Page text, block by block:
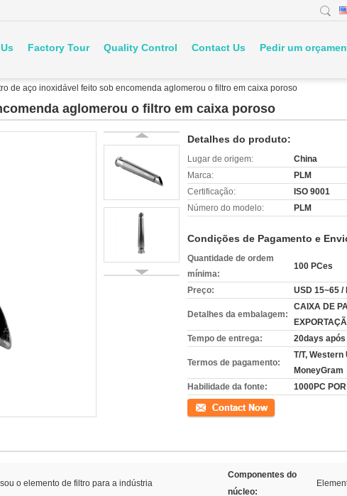
Factory Tour Quality Control Contact Us Pedir um
de aço inoxidável feito sob encomenda aglomerou o filtro em caixa poroso
aglomerou o filtro em caixa poroso
Detalhes do produto:
Lugar de origem:
China
Marca:
PLM
Certificação:
ISO 9001
Número do modelo:
PLM
Condições de Pagamento e
Quantidade de ordem
mínima:
100 PCes
Preço: USD 15~65 /
Detalhes da embalagem:
CAIXA DE
Tempo de entrega:
20days
Termos de pagamento:
T/T, Western
MoneyGram
Habilidade da fonte:
1000PC
Contato
o elemento de filtro para a indústria
Componentes do
núcleo: